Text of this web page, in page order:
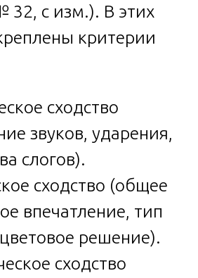
32, с изм.). В этих
критерии
сходство
звуков, ударения,
слогов).
сходство (общее
впечатление, тип
решение).
сходство